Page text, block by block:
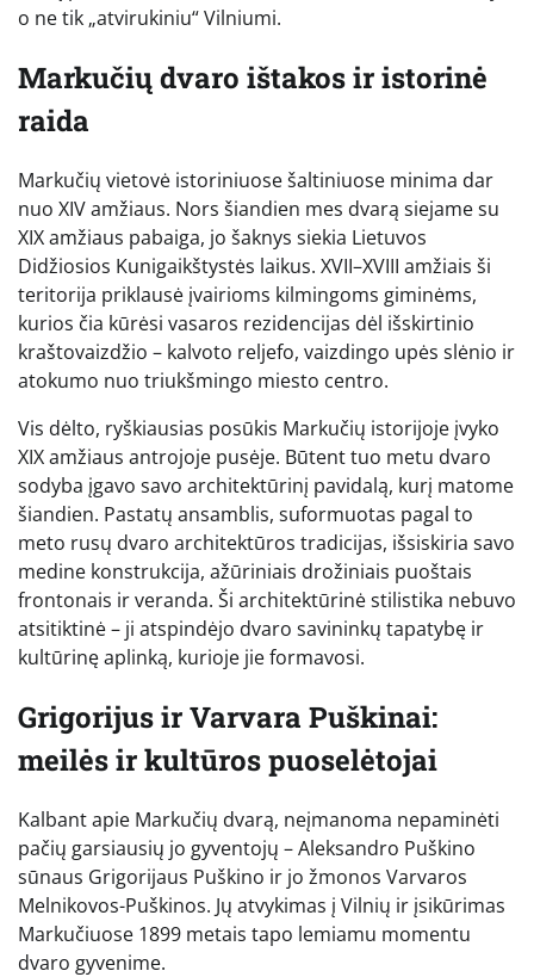
o ne tik „atvirukiniu“ Vilniumi.
Markučių dvaro ištakos ir istorinė
raida
Markučių vietovė istoriniuose šaltiniuose minima dar
nuo XIV amžiaus. Nors šiandien mes dvarą siejame su
XIX amžiaus pabaiga, jo šaknys siekia Lietuvos
Didžiosios Kunigaikštystės laikus. XVII–XVIII amžiais ši
teritorija priklausė įvairioms kilmingoms giminėms,
kurios čia kūrėsi vasaros rezidencijas dėl išskirtinio
kraštovaizdžio – kalvoto reljefo, vaizdingo upės slėnio ir
atokumo nuo triukšmingo miesto centro.
Vis dėlto, ryškiausias posūkis Markučių istorijoje įvyko
XIX amžiaus antrojoje pusėje. Būtent tuo metu dvaro
sodyba įgavo savo architektūrinį pavidalą, kurį matome
šiandien. Pastatų ansamblis, suformuotas pagal to
meto rusų dvaro architektūros tradicijas, išsiskiria savo
medine konstrukcija, ažūriniais drožiniais puoštais
frontonais ir veranda. Ši architektūrinė stilistika nebuvo
atsitiktinė – ji atspindėjo dvaro savininkų tapatybę ir
kultūrinę aplinką, kurioje jie formavosi.
Grigorijus ir Varvara Puškinai:
meilės ir kultūros puoselėtojai
Kalbant apie Markučių dvarą, neįmanoma nepaminėti
pačių garsiausių jo gyventojų – Aleksandro Puškino
sūnaus Grigorijaus Puškino ir jo žmonos Varvaros
Melnikovos-Puškinos. Jų atvykimas į Vilnių ir įsikūrimas
Markučiuose 1899 metais tapo lemiamu momentu
dvaro gyvenime.